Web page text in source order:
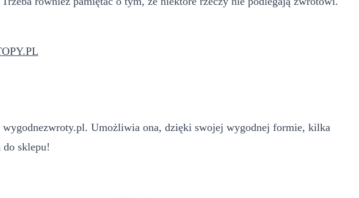
Umożliwia ona, dzięki swojej wygodnej formie, kilka
do sklepu!